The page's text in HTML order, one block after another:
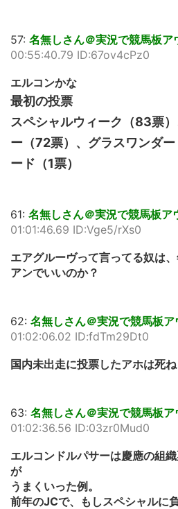
57: 名無しさん＠実況で競馬板ア
00:55:40.79 ID:67ov4cPz0
エルコンかな
最初の投票
スペシャルウィーク（83票
ー（72票）、グラスワンダ
ード（1票）
61: 名無しさん＠実況で競馬板ア
01:01:46.69 ID:Vge5/rXs0
エアグルーヴって言ってる奴は
アンでいいのか？
62: 名無しさん＠実況で競馬板ア
01:02:06.02 ID:fdTm29Dt0
国内未出走に投票したアホは死ね
63: 名無しさん＠実況で競馬板ア
01:02:36.56 ID:03zr0Mud0
エルコンドルパサーは慶應の組
が
うまくいった例。
前年のJCで、もしスペシャルに